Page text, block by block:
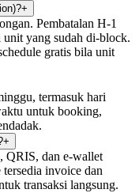
+
Pembatalan H-1
unit yang sudah di-block.
gratis bila unit
termasuk hari
untuk booking,
+
dan e-wallet
invoice dan
transaksi langsung.